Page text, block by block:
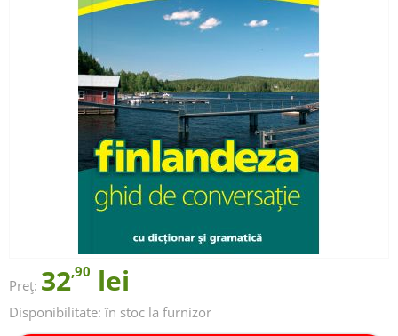
Preț: 32,90 lei
Disponibilitate: în stoc la furnizor